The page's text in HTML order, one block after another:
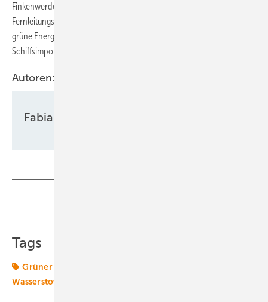
Finkenwerder. Eine Anbindungsleitung an das Wasserstoff-
Fernleitungssystem beim niedersächsischen Leversen ermöglicht, die
grüne Energie sowohl aus anderen Regionen zu beziehen als auch
Schiffsimporte und lokal produzierten Wasserstoff einzuspeisen.
Autoren:
Fabian Kauschke
Tags
Grüner Wasserstoff
Wasserstoff-Tankstelle